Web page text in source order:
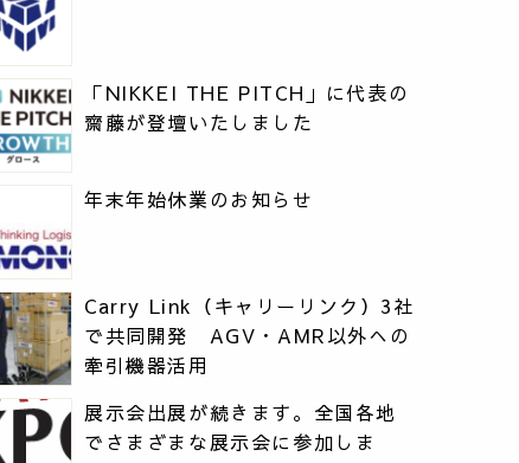
「NIKKEI THE PITCH」に代表の
齋藤が登壇いたしました
年末年始休業のお知らせ
Carry Link（キャリーリンク）3社
で共同開発 AGV・AMR以外への
牽引機器活用
展示会出展が続きます。全国各地
でさまざまな展示会に参加しま